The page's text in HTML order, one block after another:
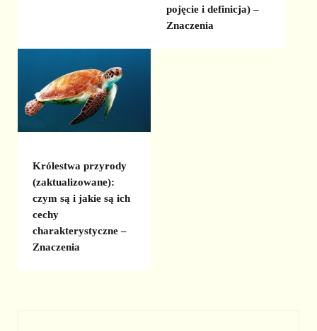
pojęcie i definicja) –
Znaczenia
Królestwa przyrody
(zaktualizowane):
czym są i jakie są ich
cechy
charakterystyczne –
Znaczenia